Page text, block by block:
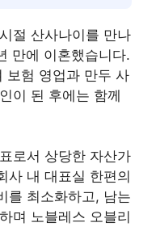
절 산사나이를 만나
만에 이혼했습니다.
보험 영업과 만두 사
이 된 후에는 함께
로서 상당한 자산가
사 내 대표실 한편의
를 최소화하고, 남는
며 노블레스 오블리